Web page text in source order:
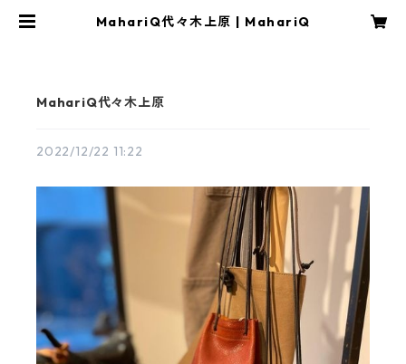
MahariQ代々木上原 | MahariQ
MahariQ代々木上原
2022/12/22 11:22